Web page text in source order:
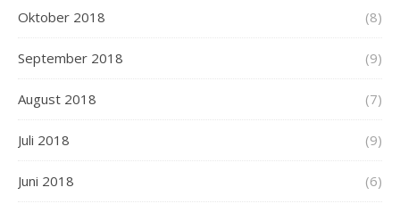
Oktober 2018 (8)
September 2018 (9)
August 2018 (7)
Juli 2018 (9)
Juni 2018 (6)